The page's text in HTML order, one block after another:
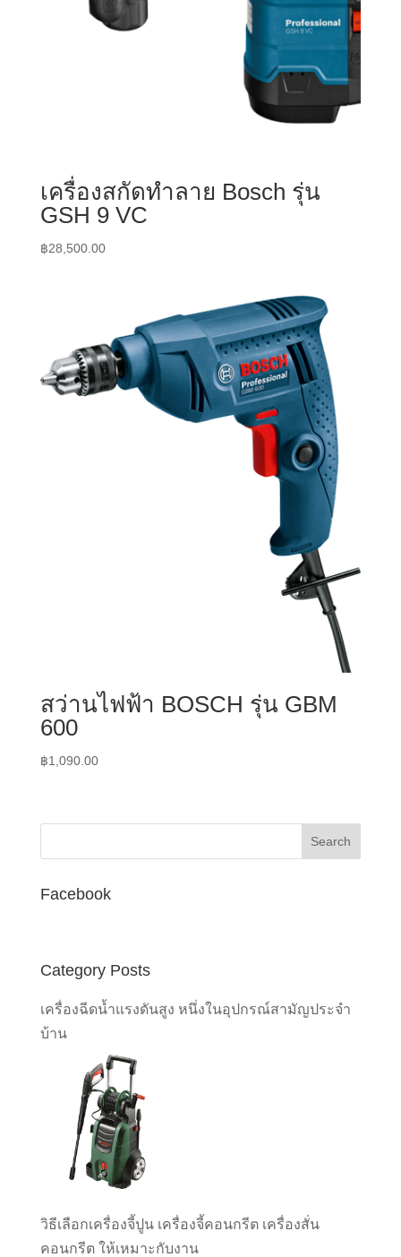
เครื่องสกัดทำลาย Bosch รุ่น
GSH 9 VC
฿28,500.00
สว่านไฟฟ้า BOSCH รุ่น GBM
600
฿1,090.00
Facebook
Category Posts
เครื่องฉีดน้ำแรงดันสูง หนึ่งในอุปกรณ์สามัญประจำ
บ้าน
วิธีเลือกเครื่องจี้ปูน เครื่องจี้คอนกรีต เครื่องสั่น
คอนกรีต ให้เหมาะกับงาน